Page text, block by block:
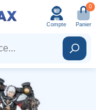
Compte
0
Panier